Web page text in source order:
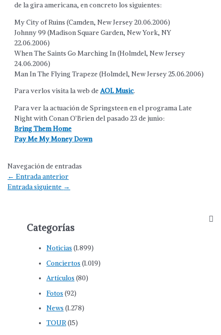
de la gira americana, en concreto los siguientes:
My City of Ruins (Camden, New Jersey 20.06.2006)
Johnny 99 (Madison Square Garden, New York, NY
22.06.2006)
When The Saints Go Marching In (Holmdel, New Jersey
24.06.2006)
Man In The Flying Trapeze (Holmdel, New Jersey 25.06.2006)
Para verlos visita la web deAOL Music.
Para ver la actuación de Springsteen en el programa Late
Night with Conan O’Brien del pasado 23 de junio:
Bring Them Home
Pay Me My Money Down
Navegación de entradas
← Entrada anterior
Entrada siguiente →
Categorías
Noticias (1.899)
Conciertos (1.019)
Artículos (80)
Fotos (92)
News (1.278)
TOUR(15)